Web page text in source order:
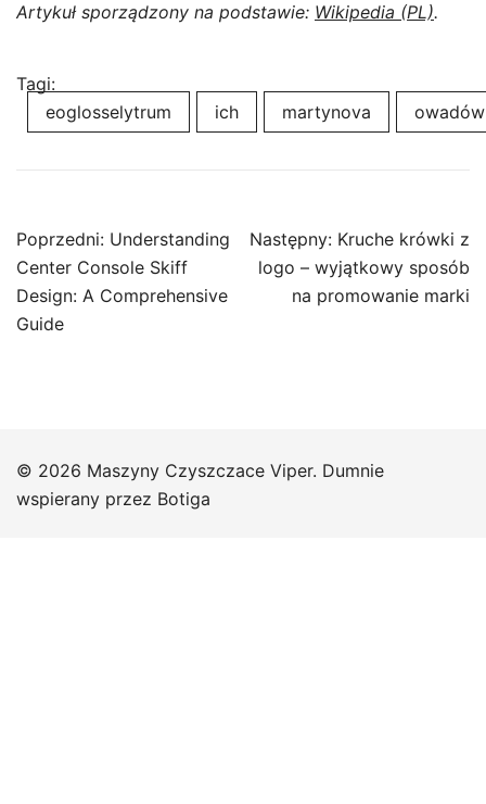
Artykuł sporządzony na podstawie: Wikipedia (PL).
Tagi:
eoglosselytrum
ich martynova owadów
Nawigacja
wpisu
Poprzedni: Understanding
Center Console Skiff
Design: A Comprehensive
Guide
Następny: Kruche krówki z
logo – wyjątkowy sposób
na promowanie marki
© 2026 Maszyny Czyszczace Viper. Dumnie
wspierany przez Botiga